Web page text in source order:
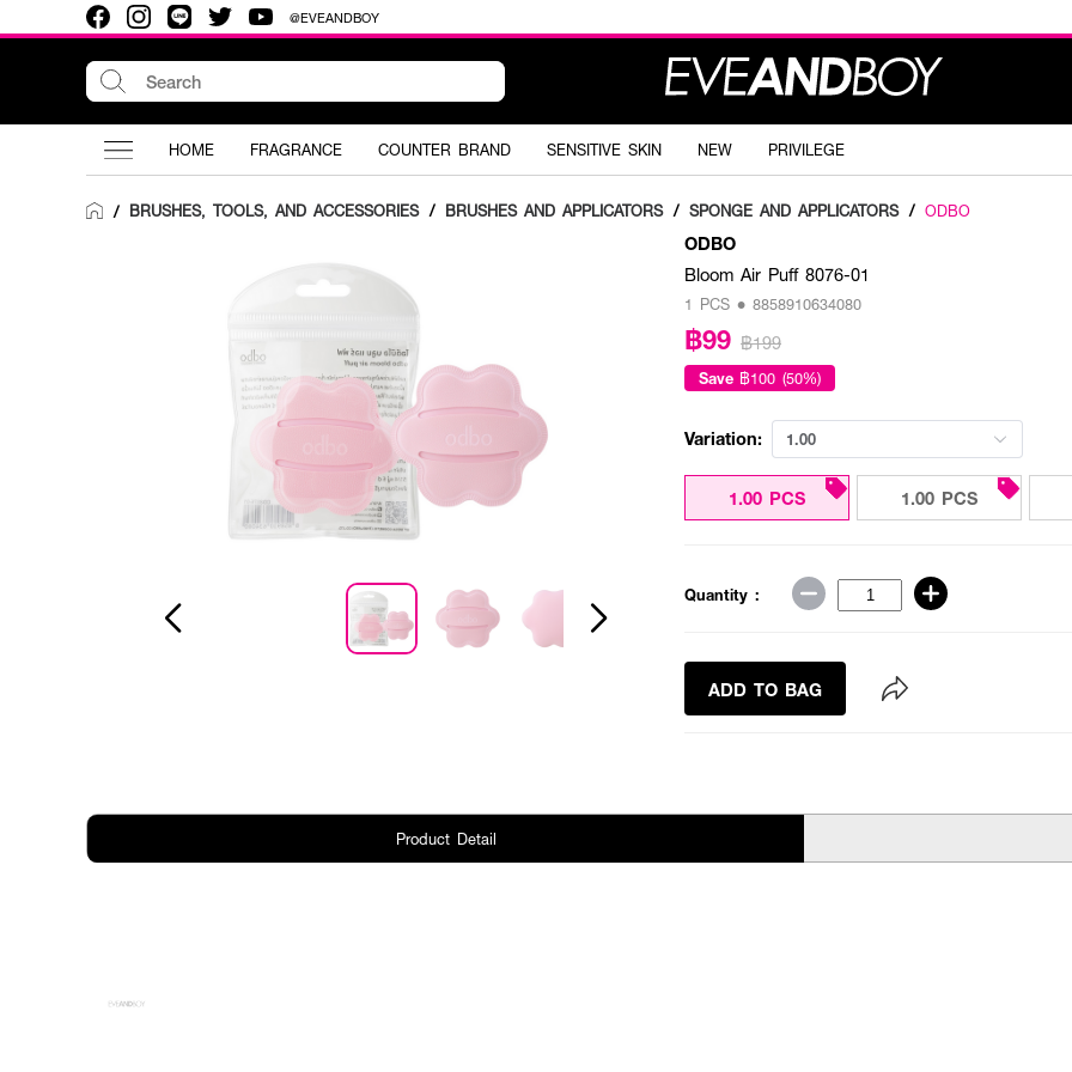
@EVEANDBOY
HOME FRAGRANCE COUNTER BRAND SENSITIVE SKIN NEW PRIVILEGE
/ BRUSHES, TOOLS, AND ACCESSORIES / BRUSHES AND APPLICATORS / SPONGE AND APPLICATORS / ODBO
ODBO
Bloom Air Puff 8076-01
1 PCS • 8858910634080
฿99 ฿199
Save ฿100 (50%)
Variation: 1.00
1.00 PCS 1.00 PCS
Quantity :
ADD TO BAG
Product Detail